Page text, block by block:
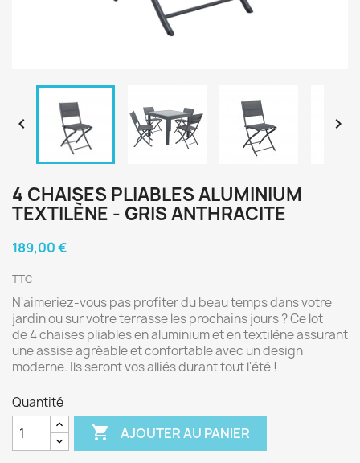
 
4 CHAISES PLIABLES ALUMINIUM
TEXTILÈNE - GRIS ANTHRACITE
189,00 €
TTC
N'aimeriez-vous pas profiter du beau temps dans votre
jardin ou sur votre terrasse les prochains jours ? Ce lot
de 4 chaises pliables en aluminium et en textilèneassurant
une assise agréable et confortable avec un design
moderne. Ils seront vos alliés durant tout l'été !
Quantité
 AJOUTER AU PANIER